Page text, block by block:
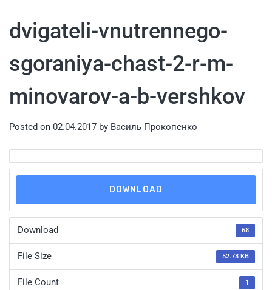
dvigateli-vnutrennego-
sgoraniya-chast-2-r-m-
minovarov-a-b-vershkov
Posted on 02.04.2017 by Василь Прокопенко
DOWNLOAD
Download 68
File Size 52.78 KB
File Count 1